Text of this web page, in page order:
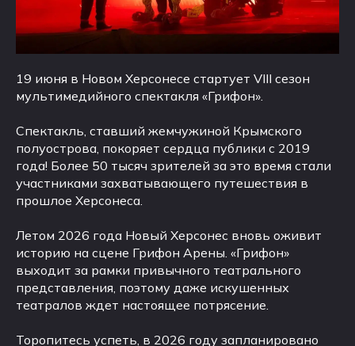
19 июня в Новом Херсонесе стартует VIII сезон
мультимедийного спектакля «Грифон».
Спектакль, ставший жемчужиной Крымского
полуострова, покоряет сердца публики с 2019
года! Более 50 тысяч зрителей за это время стали
участниками захватывающего путешествия в
прошлое Херсонеса.
Летом 2026 года Новый Херсонес вновь оживит
историю на сцене Грифон Арены. «Грифон»
выходит за рамки привычного театрального
представления, поэтому даже искушенных
театралов ждет настоящее потрясение.
Торопитесь успеть, в 2026 году запланировано